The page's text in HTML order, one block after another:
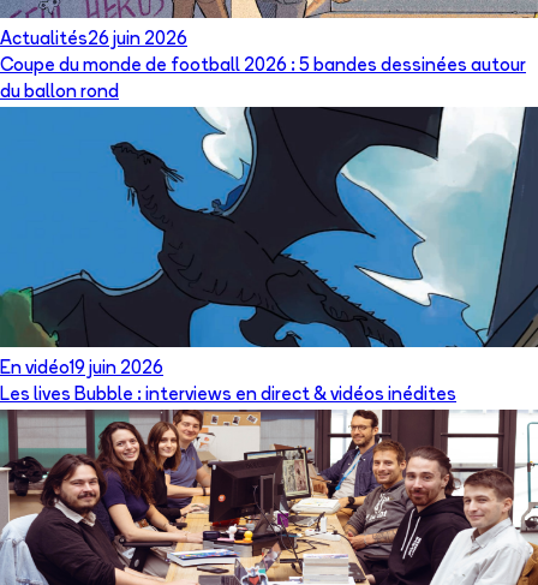
Actualités26 juin 2026
Coupe du monde de football 2026 : 5 bandes dessinées autour
du ballon rond
En vidéo19 juin 2026
Les lives Bubble : interviews en direct & vidéos inédites